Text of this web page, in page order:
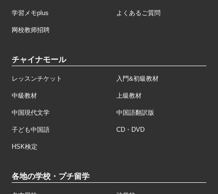
学習メモplus よくあるご質問
网校教师招聘
チャイナモール
レッスンチケット 入門&初級教材
中級教材 上級教材
中国現代文学 中国語翻訳版
子ども中国語 CD・DVD
HSK検定
各地の学校・プチ留学